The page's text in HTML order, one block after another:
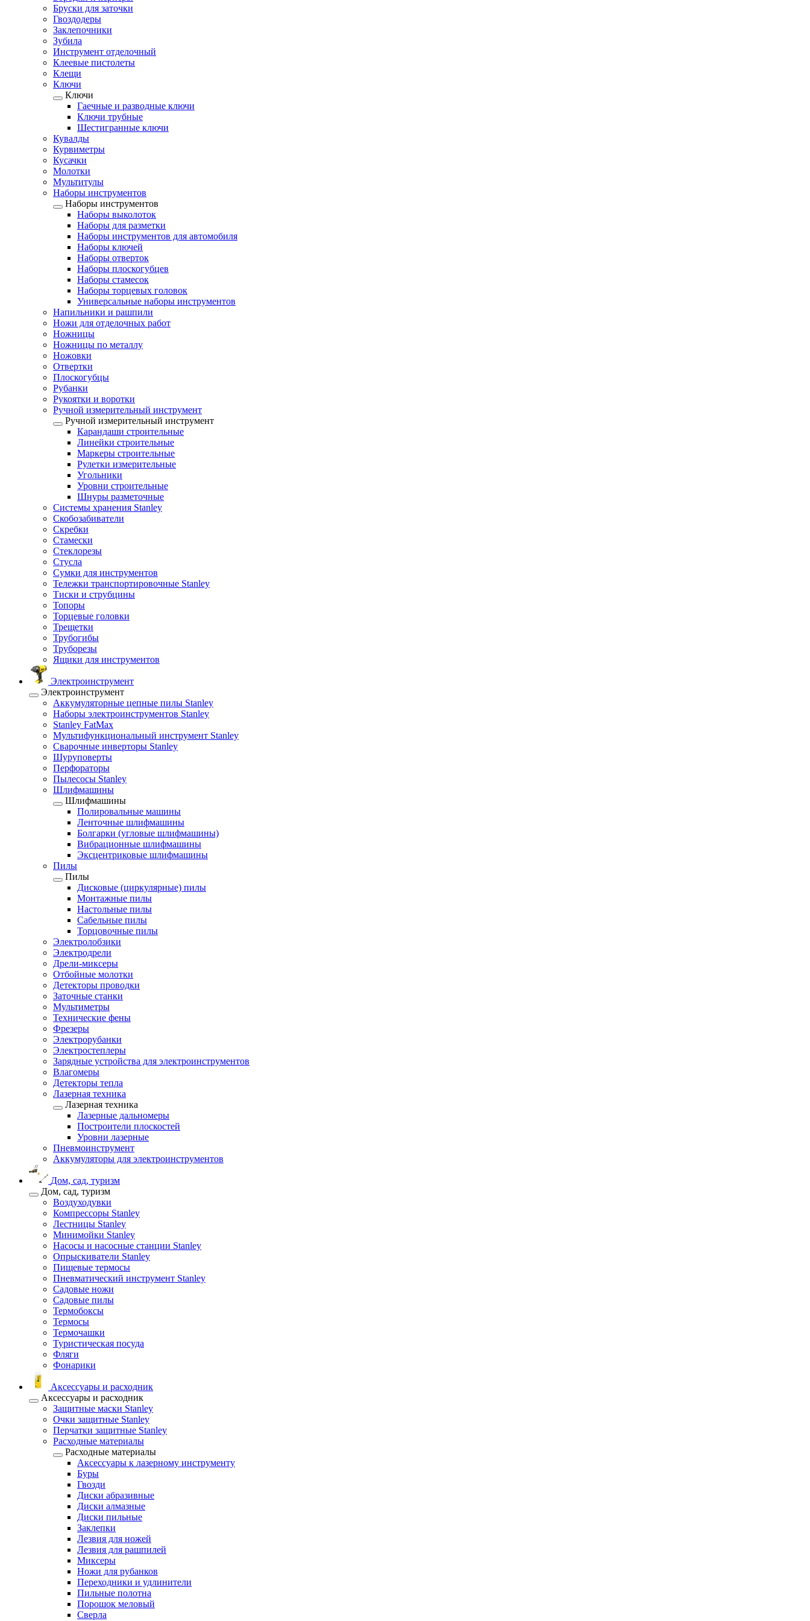
Бруски для заточки
Гвоздодеры
Заклепочники
Зубила
Инструмент отделочный
Клеевые пистолеты
Клещи
Ключи
Ключи
Гаечные и разводные ключи
Ключи трубные
Шестигранные ключи
Кувалды
Курвиметры
Кусачки
Молотки
Мультитулы
Наборы инструментов
Наборы инструментов
Наборы выколоток
Наборы для разметки
Наборы инструментов для автомобиля
Наборы ключей
Наборы отверток
Наборы плоскогубцев
Наборы стамесок
Наборы торцевых головок
Универсальные наборы инструментов
Напильники и рашпили
Ножи для отделочных работ
Ножницы
Ножницы по металлу
Ножовки
Отвертки
Плоскогубцы
Рубанки
Рукоятки и воротки
Ручной измерительный инструмент
Ручной измерительный инструмент
Карандаши строительные
Линейки строительные
Маркеры строительные
Рулетки измерительные
Угольники
Уровни строительные
Шнуры разметочные
Системы хранения Stanley
Скобозабиватели
Скребки
Стамески
Стеклорезы
Стусла
Сумки для инструментов
Тележки транспортировочные Stanley
Тиски и струбцины
Топоры
Торцевые головки
Трещетки
Трубогибы
Труборезы
Ящики для инструментов
Электроинструмент
Электроинструмент
Аккумуляторные цепные пилы Stanley
Наборы электроинструментов Stanley
Stanley FatMax
Мультифункциональный инструмент Stanley
Сварочные инверторы Stanley
Шуруповерты
Перфораторы
Пылесосы Stanley
Шлифмашины
Шлифмашины
Полировальные машины
Ленточные шлифмашины
Болгарки (угловые шлифмашины)
Вибрационные шлифмашины
Эксцентриковые шлифмашины
Пилы
Пилы
Дисковые (циркулярные) пилы
Монтажные пилы
Настольные пилы
Сабельные пилы
Торцовочные пилы
Электролобзики
Электродрели
Дрели-миксеры
Отбойные молотки
Детекторы проводки
Заточные станки
Мультиметры
Технические фены
Фрезеры
Электрорубанки
Электростеплеры
Зарядные устройства для электроинструментов
Влагомеры
Детекторы тепла
Лазерная техника
Лазерная техника
Лазерные дальномеры
Построители плоскостей
Уровни лазерные
Пневмоинструмент
Аккумуляторы для электроинструментов
Дом, сад, туризм
Дом, сад, туризм
Воздуходувки
Компрессоры Stanley
Лестницы Stanley
Минимойки Stanley
Насосы и насосные станции Stanley
Опрыскиватели Stanley
Пищевые термосы
Пневматический инструмент Stanley
Садовые ножи
Садовые пилы
Термобоксы
Термосы
Термочашки
Туристическая посуда
Фляги
Фонарики
Аксессуары и расходник
Аксессуары и расходник
Защитные маски Stanley
Очки защитные Stanley
Перчатки защитные Stanley
Расходные материалы
Расходные материалы
Аксессуары к лазерному инструменту
Буры
Гвозди
Диски абразивные
Диски алмазные
Диски пильные
Заклепки
Лезвия для ножей
Лезвия для рашпилей
Миксеры
Ножи для рубанков
Переходники и удлинители
Пильные полотна
Порошок меловый
Сверла